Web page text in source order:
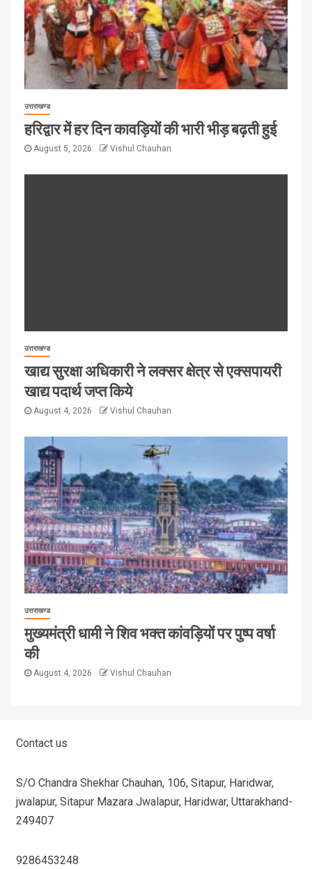
उत्तराखण्ड
हरिद्वार में हर दिन कावड़ियों की भारी भीड़ बढ़ती हुई
August 5, 2026 Vishul Chauhan
उत्तराखण्ड
खाद्य सुरक्षा अधिकारी ने लक्सर क्षेत्र से एक्सपायरी
खाद्य पदार्थ जप्त किये
August 4, 2026 Vishul Chauhan
उत्तराखण्ड
मुख्यमंत्री धामी ने शिव भक्त कांवड़ियों पर पुष्प वर्षा
की
August 4, 2026 Vishul Chauhan
Contact us
S/O Chandra Shekhar Chauhan, 106, Sitapur, Haridwar,
jwalapur, Sitapur Mazara Jwalapur, Haridwar, Uttarakhand-
249407
9286453248